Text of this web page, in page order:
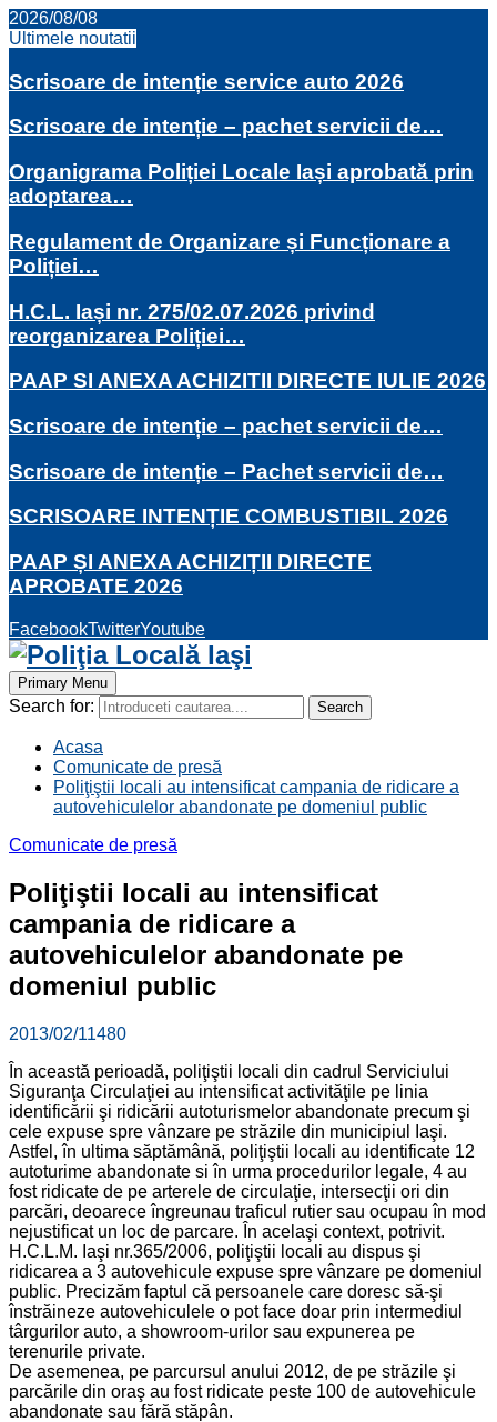
2026/08/08
Ultimele noutatii
Scrisoare de intenție service auto 2026
Scrisoare de intenție – pachet servicii de…
Organigrama Poliției Locale Iași aprobată prin
adoptarea…
Regulament de Organizare și Funcționare a
Poliției…
H.C.L. Iași nr. 275/02.07.2026 privind
reorganizarea Poliției…
PAAP SI ANEXA ACHIZITII DIRECTE IULIE 2026
Scrisoare de intenție – pachet servicii de…
Scrisoare de intenție – Pachet servicii de…
SCRISOARE INTENȚIE COMBUSTIBIL 2026
PAAP ȘI ANEXA ACHIZIȚII DIRECTE
APROBATE 2026
FacebookTwitterYoutube
Primary Menu
Search for: Search
Acasa
Comunicate de presă
Poliţiştii locali au intensificat campania de ridicare a
autovehiculelor abandonate pe domeniul public
Comunicate de presă
Poliţiştii locali au intensificat
campania de ridicare a
autovehiculelor abandonate pe
domeniul public
2013/02/11480
În această perioadă, poliţiştii locali din cadrul Serviciului
Siguranţa Circulaţiei au intensificat activităţile pe linia
identificării şi ridicării autoturismelor abandonate precum şi
cele expuse spre vânzare pe străzile din municipiul Iaşi.
Astfel, în ultima săptămână, poliţiştii locali au identificate 12
autoturime abandonate si în urma procedurilor legale, 4 au
fost ridicate de pe arterele de circulaţie, intersecţii ori din
parcări, deoarece îngreunau traficul rutier sau ocupau în mod
nejustificat un loc de parcare. În acelaşi context, potrivit.
H.C.L.M. Iaşi nr.365/2006, poliţiştii locali au dispus şi
ridicarea a 3 autovehicule expuse spre vânzare pe domeniul
public. Precizăm faptul că persoanele care doresc să-şi
înstrăineze autovehiculele o pot face doar prin intermediul
târgurilor auto, a showroom-urilor sau expunerea pe
terenurile private.
De asemenea, pe parcursul anului 2012, de pe străzile şi
parcările din oraş au fost ridicate peste 100 de autovehicule
abandonate sau fără stăpân.